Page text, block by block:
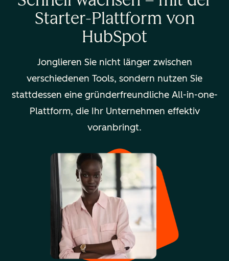
Starter-Plattform von
HubSpot
Jonglieren Sie nicht länger zwischen
verschiedenen Tools, sondern nutzen Sie
stattdessen eine gründerfreundliche All-in-one-
Plattform, die Ihr Unternehmen effektiv
voranbringt.